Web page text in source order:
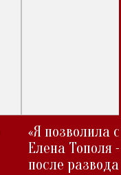
«Я позволила
Елена Тополя
после развода